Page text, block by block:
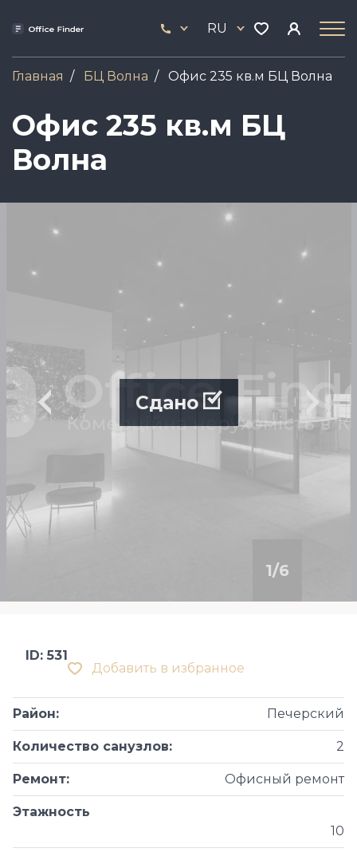
содержанию
444
17
RU
Главная БЦ Волна Офис 235 кв.м БЦ Волна
Офис 235 кв.м БЦ
Волна
1/6
Сдано
Добавить в избранное
ID: 531
Район: Печерский
Количество санузлов: 2
Ремонт: Офисный ремонт
Этажность
10